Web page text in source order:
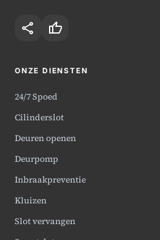
share thumb_up
ONZE DIENSTEN
24/7 Spoed
Cilinderslot
Deuren openen
Deurpomp
Inbraakpreventie
Kluizen
Slot vervangen